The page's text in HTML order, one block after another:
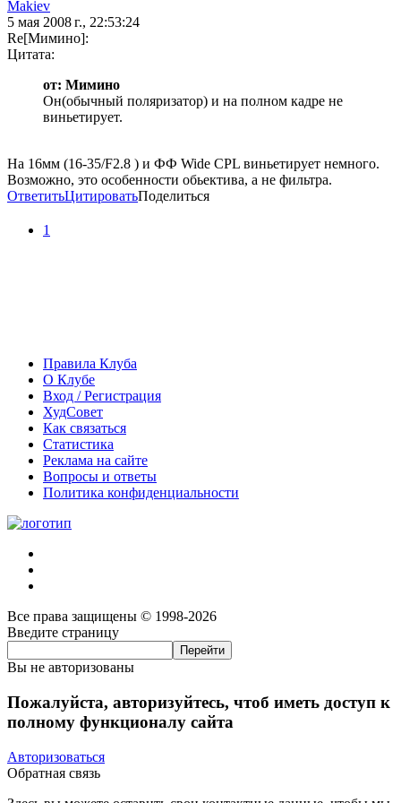
Makiev
5 мая 2008 г., 22:53:24
Re[Мимино]:
Цитата:
от: Мимино
Он(обычный поляризатор) и на полном кадре не
виньетирует.
На 16мм (16-35/F2.8 ) и ФФ Wide CPL виньетирует немного.
Возможно, это особенности обьектива, а не фильтра.
ОтветитьЦитироватьПоделиться
1
Правила Клуба
О Клубе
Вход / Регистрация
ХудСовет
Как связаться
Статистика
Реклама на сайте
Вопросы и ответы
Политика конфиденциальности
Все права защищены © 1998-2026
Введите страницу
Вы не авторизованы
Пожалуйста, авторизуйтесь, чтоб иметь доступ к
полному функционалу сайта
Авторизоваться
Обратная связь